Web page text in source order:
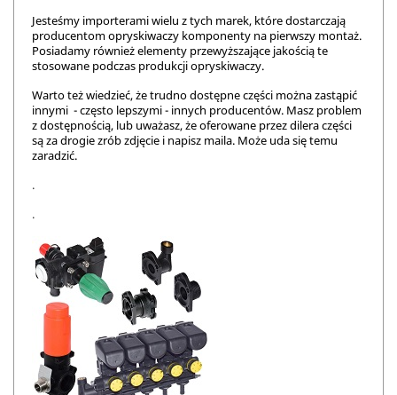
Jesteśmy importerami wielu z tych marek, które dostarczają
producentom opryskiwaczy komponenty na pierwszy montaż.
Posiadamy również elementy przewyższające jakością te
stosowane podczas produkcji opryskiwaczy.
Warto też wiedzieć, że trudno dostępne części można zastąpić
innymi - często lepszymi - innych producentów. Masz problem
z dostępnością, lub uważasz, że oferowane przez dilera części
są za drogie zrób zdjęcie i napisz maila. Może uda się temu
zaradzić.
.
.